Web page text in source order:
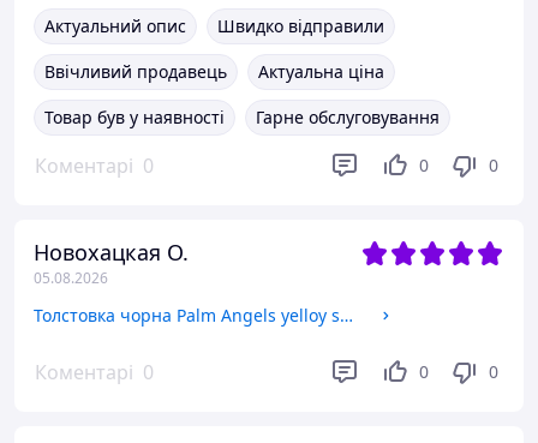
Актуальний опис
Швидко відправили
Ввічливий продавець
Актуальна ціна
Товар був у наявності
Гарне обслуговування
Коментарі 0 0 0
Новохацкая О.
05.08.2026
Толстовка чорна Palm Angels yelloy spray худі Палм Анжелс S
Коментарі 0 0 0